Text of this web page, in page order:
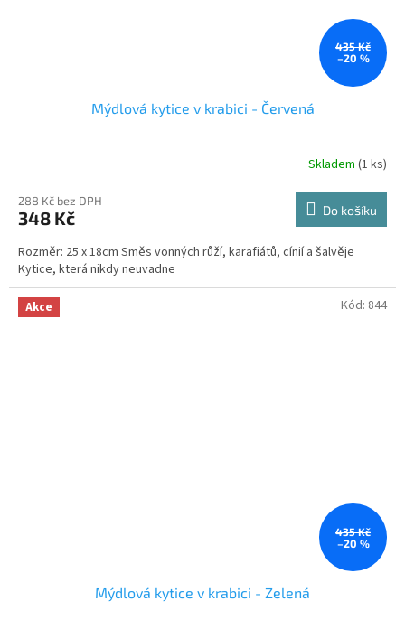
435 Kč
–20 %
Mýdlová kytice v krabici - Červená
produktu
je
z
5
hvězdiček.
Skladem(1 ks)
288 Kč bez DPH
348 Kč Do košíku
Rozměr: 25 x 18cm Směs vonných růží, karafiátů, cínií a šalvěje
Kytice, která nikdy neuvadne
Akce
435 Kč
–20 %
Mýdlová kytice v krabici - Zelená
Kód: 844